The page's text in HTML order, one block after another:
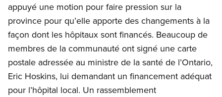
appuyé une motion pour faire pression sur la
province pour qu’elle apporte des changements à la
façon dont les hôpitaux sont financés. Beaucoup de
membres de la communauté ont signé une carte
postale adressée au ministre de la santé de l’Ontario,
Eric Hoskins, lui demandant un financement adéquat
pour l’hôpital local. Un rassemblement